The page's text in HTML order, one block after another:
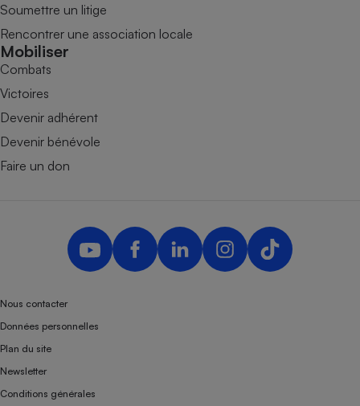
Soumettre un litige
Rencontrer une association locale
Mobiliser
Combats
Victoires
Devenir adhérent
Devenir bénévole
Faire un don
Nous contacter
Données personnelles
Plan du site
Newsletter
Conditions générales